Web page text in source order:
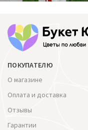
ПОКУПАТЕЛЮ
О магазине
Оплата и доставка
Отзывы
Гарантии